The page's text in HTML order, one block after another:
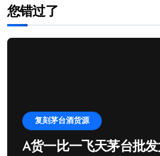
您错过了
复刻茅台酒货源
A货一比一飞天茅台批